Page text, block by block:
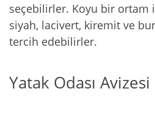
seçebilirler. Koyu bir ortam
siyah, lacivert, kiremit ve
tercih edebilirler.
Yatak Odası Avizesi